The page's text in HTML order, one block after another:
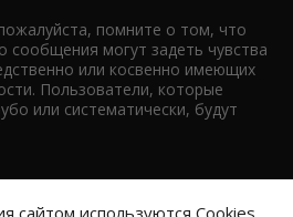
помните о том, что
сообщения могут задеть чувства
или косвенно имеющих
Пользователи, которые
или систематически, будут